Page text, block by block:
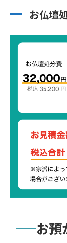
お仏壇
お預